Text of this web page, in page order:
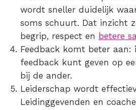
wordt sneller duidelijk
soms schuurt. Dat inzicht
begrip, respect en betere
Feedback komt beter aan:
feedback kunt geven op
bij de ander.
Leiderschap wordt
Leidinggevenden en